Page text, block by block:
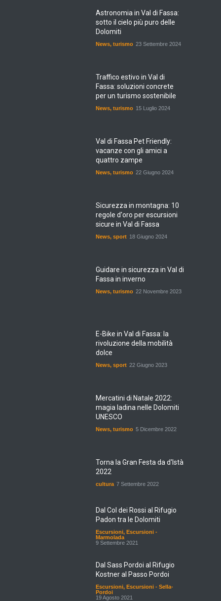
Astronomia in Val di Fassa:
sotto il cielo più puro delle
Dolomiti
News, turismo 23 Settembre 2024
Traffico estivo in Val di
Fassa: soluzioni concrete
per un turismo sostenibile
News, turismo 15 Luglio 2024
Val di Fassa Pet Friendly:
vacanze con gli amici a
quattro zampe
News, turismo 22 Giugno 2024
Sicurezza in montagna: 10
regole d'oro per escursioni
sicure in Val di Fassa
News, sport 18 Giugno 2024
Guidare in sicurezza in Val di
Fassa in inverno
News, turismo 22 Novembre 2023
E-Bike in Val di Fassa: la
rivoluzione della mobilità
dolce
News, sport 22 Giugno 2023
Mercatini di Natale 2022:
magia ladina nelle Dolomiti
UNESCO
News, turismo 5 Dicembre 2022
Torna la Gran Festa da d'Istà
2022
cultura 7 Settembre 2022
Dal Col dei Rossi al Rifugio
Padon tra le Dolomiti
Escursioni, Escursioni -
Marmolada
9 Settembre 2021
Dal Sass Pordoi al Rifugio
Kostner al Passo Pordoi
Escursioni, Escursioni - Sella-
Pordoi
19 Agosto 2021